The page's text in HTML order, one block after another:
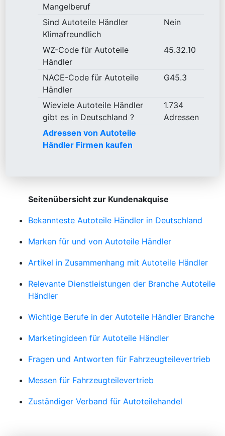
Mangelberuf
Sind Autoteile Händler
Klimafreundlich
Nein
WZ-Code für Autoteile
Händler
45.32.10
NACE-Code für Autoteile
Händler
G45.3
Wieviele Autoteile Händler
gibt es in Deutschland ?
1.734
Adressen
Adressen von Autoteile
Händler Firmen kaufen
Seitenübersicht zur Kundenakquise
Bekannteste Autoteile Händler in Deutschland
Marken für und von Autoteile Händler
Artikel in Zusammenhang mit Autoteile Händler
Relevante Dienstleistungen der Branche Autoteile
Händler
Wichtige Berufe in der Autoteile Händler Branche
Marketingideen für Autoteile Händler
Fragen und Antworten für Fahrzeugteilevertrieb
Messen für Fahrzeugteilevertrieb
Zuständiger Verband für Autoteilehandel